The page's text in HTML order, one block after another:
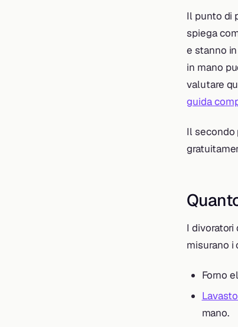
Il punto di
spiega
e stanno
in mano
valutare
guida
Il secondo
I divoratori
misurano i
Forno
mano.